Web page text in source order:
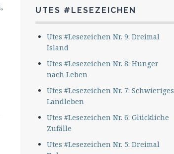
UTES #LESEZEICHEN
Utes #Lesezeichen Nr. 9: Dreimal
Island
Utes #Lesezeichen Nr. 8: Hunger
nach Leben
Utes #Lesezeichen Nr. 7: Schwieriges
Landleben
Utes #Lesezeichen Nr. 6: Glückliche
Zufälle
Utes #Lesezeichen Nr. 5: Dreimal